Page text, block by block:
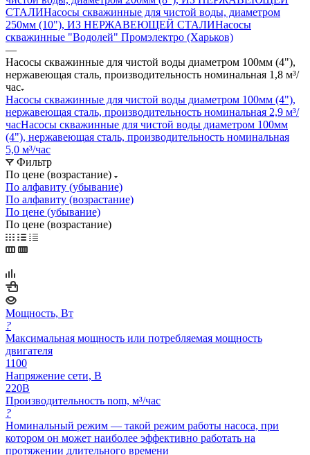
СТАЛИНасосы скважинные для чистой воды, диаметром
250мм (10"), ИЗ НЕРЖАВЕЮЩЕЙ СТАЛИНасосы
скважинные "Водолей" Промэлектро (Харьков)
—
Насосы скважинные для чистой воды диаметром 100мм (4"),
нержавеющая сталь, производительность номинальная 1,8 м³/
час
Насосы скважинные для чистой воды диаметром 100мм (4"),
нержавеющая сталь, производительность номинальная 2,9 м³/
часНасосы скважинные для чистой воды диаметром 100мм
(4"), нержавеющая сталь, производительность номинальная
5,0 м³/час
Фильтр
По цене (возрастание)
По алфавиту (убывание)
По алфавиту (возрастание)
По цене (убывание)
По цене (возрастание)
Мощность, Вт
?
Максимальная мощность или потребляемая мощность
двигателя
1100
Напряжение сети, В
220В
Производительность nom, м³/час
?
Номинальный режим — такой режим работы насоса, при
котором он может наиболее эффективно работать на
протяжении длительного времени